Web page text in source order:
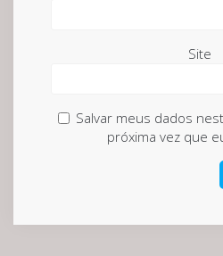
Site
Salvar meus dados
próxima vez que